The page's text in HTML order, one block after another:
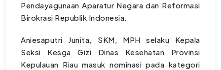
Pendayagunaan Aparatur Negara dan Reformasi
Birokrasi Republik Indonesia.
Aniesaputri Junita, SKM, MPH selaku Kepala
Seksi Kesga Gizi Dinas Kesehatan Provinsi
Kepulauan Riau masuk nominasi pada kategori